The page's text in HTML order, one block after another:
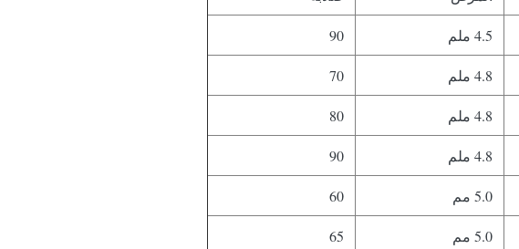
4.5 ملم 90
4.8 ملم 70
4.8 ملم 80
4.8 ملم 90
5.0 مم 60
5.0 مم 65